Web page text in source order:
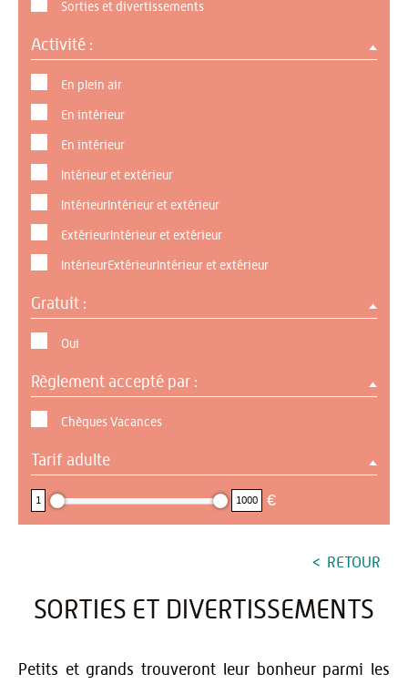
Sorties et divertissements
Activité :
En plein air
En intérieur
En intérieur
Intérieur et extérieur
IntérieurIntérieur et extérieur
ExtérieurIntérieur et extérieur
IntérieurExtérieurIntérieur et extérieur
Gratuit :
Oui
Règlement accepté par :
Chèques Vacances
Tarif adulte
1 1000 €
RETOUR
SORTIES ET DIVERTISSEMENTS
Petits et grands trouveront leur bonheur parmi les